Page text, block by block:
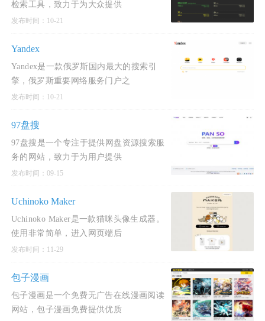
检索工具，致力于为大众提供
发布时间：10-21
Yandex
Yandex是一款俄罗斯国内最大的搜索引
擎，俄罗斯重要网络服务门户之
发布时间：10-21
97盘搜
97盘搜是一个专注于提供网盘资源搜索服
务的网站，致力于为用户提供
发布时间：09-15
Uchinoko Maker
Uchinoko Maker是一款猫咪头像生成器。
使用非常简单，进入网页端后
发布时间：11-29
包子漫画
包子漫画是一个免费无广告在线漫画阅读
网站，包子漫画免费提供优质